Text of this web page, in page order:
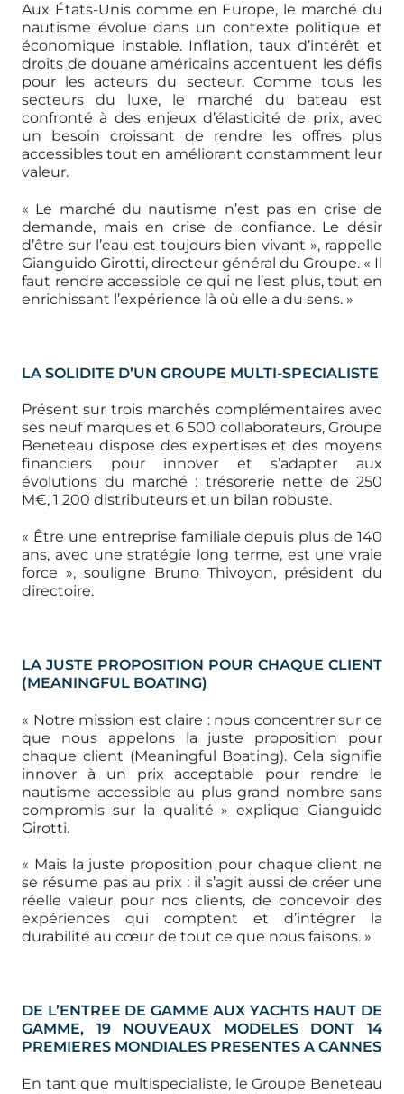
Aux États-Unis comme en Europe, le marché du
nautisme évolue dans un contexte politique et
économique instable. Inflation, taux d’intérêt et
droits de douane américains accentuent les défis
pour les acteurs du secteur. Comme tous les
secteurs du luxe, le marché du bateau est
confronté à des enjeux d’élasticité de prix, avec
un besoin croissant de rendre les offres plus
accessibles tout en améliorant constamment leur
valeur.
« Le marché du nautisme n’est pas en crise de
demande, mais en crise de confiance. Le désir
d’être sur l’eau est toujours bien vivant », rappelle
Gianguido Girotti, directeur général du Groupe. « Il
faut rendre accessible ce qui ne l’est plus, tout en
enrichissant l’expérience là où elle a du sens. »
LA SOLIDITE D’UN GROUPE MULTI-SPECIALISTE
Présent sur trois marchés complémentaires avec
ses neuf marques et 6 500 collaborateurs, Groupe
Beneteau dispose des expertises et des moyens
financiers pour innover et s’adapter aux
évolutions du marché : trésorerie nette de 250
M€, 1 200 distributeurs et un bilan robuste.
« Être une entreprise familiale depuis plus de 140
ans, avec une stratégie long terme, est une vraie
force », souligne Bruno Thivoyon, président du
directoire.
LA JUSTE PROPOSITION POUR CHAQUE CLIENT
(MEANINGFUL BOATING)
« Notre mission est claire : nous concentrer sur ce
que nous appelons la juste proposition pour
chaque client (Meaningful Boating). Cela signifie
innover à un prix acceptable pour rendre le
nautisme accessible au plus grand nombre sans
compromis sur la qualité » explique Gianguido
Girotti.
« Mais la juste proposition pour chaque client ne
se résume pas au prix : il s’agit aussi de créer une
réelle valeur pour nos clients, de concevoir des
expériences qui comptent et d’intégrer la
durabilité au cœur de tout ce que nous faisons. »
DE L’ENTREE DE GAMME AUX YACHTS HAUT DE
GAMME, 19 NOUVEAUX MODELES DONT 14
PREMIERES MONDIALES PRESENTES A CANNES
En tant que multispecialiste, le Groupe Beneteau